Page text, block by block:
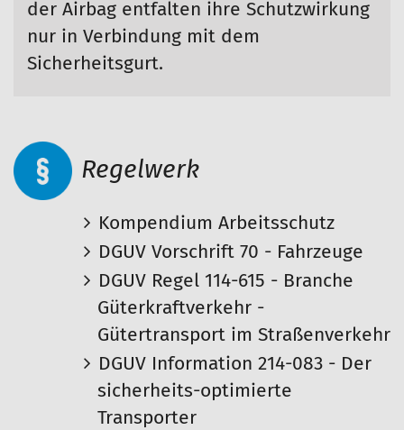
der Airbag entfalten ihre Schutzwirkung
nur in Verbindung mit dem
Sicherheitsgurt.
Regelwerk
Kompendium Arbeitsschutz
DGUV Vorschrift 70 - Fahrzeuge
DGUV Regel 114-615 - Branche
Güterkraftverkehr -
Gütertransport im Straßenverkehr
DGUV Information 214-083 - Der
sicherheits-optimierte
Transporter